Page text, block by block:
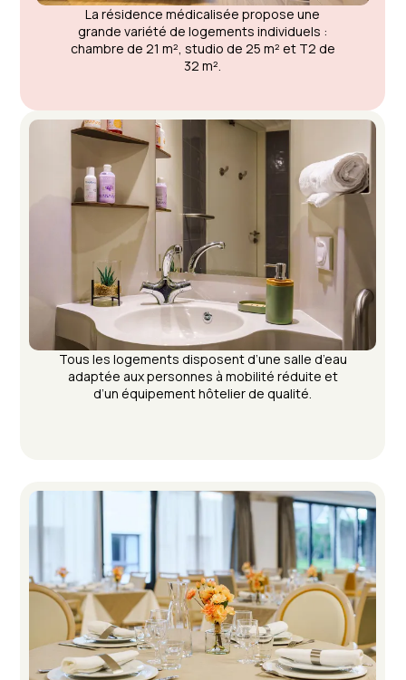
La résidence médicalisée propose une
grande variété de logements individuels :
chambre de 21 m², studio de 25 m² et T2 de
32 m².
Tous les logements disposent d’une salle d’eau
adaptée aux personnes à mobilité réduite et
d’un équipement hôtelier de qualité.